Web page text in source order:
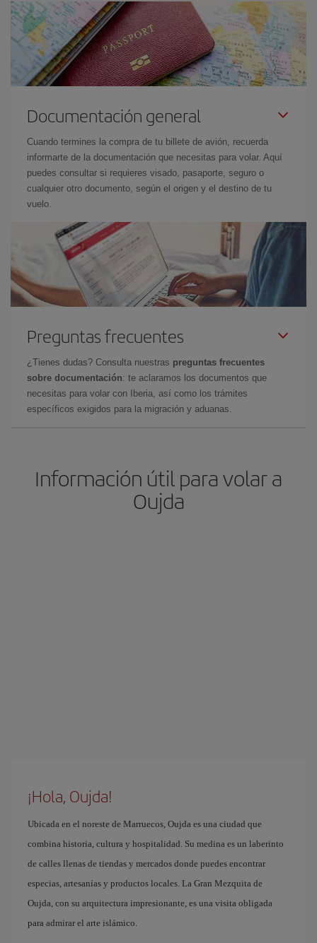
Documentación general
Cuando termines la compra de tu billete de avión, recuerda
informarte de la documentación que necesitas para volar. Aquí
puedes consultar si requieres visado, pasaporte, seguro o
cualquier otro documento, según el origen y el destino de tu
vuelo.
Preguntas frecuentes
¿Tienes dudas? Consulta nuestras preguntas frecuentes
sobre documentación: te aclaramos los documentos que
necesitas para volar con Iberia, así como los trámites
específicos exigidos para la migración y aduanas.
Información útil para volar a
Oujda
¡Hola, Oujda!
Ubicada en el noreste de Marruecos, Oujda es una ciudad que
combina historia, cultura y hospitalidad. Su medina es un laberinto
de calles llenas de tiendas y mercados donde puedes encontrar
especias, artesanías y productos locales. La Gran Mezquita de
Oujda, con su arquitectura impresionante, es una visita obligada
para admirar el arte islámico.